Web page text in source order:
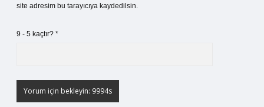
site adresim bu tarayıcıya kaydedilsin.
9 - 5 kaçtır? *